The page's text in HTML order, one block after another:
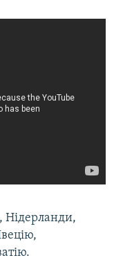
Нідерланди,